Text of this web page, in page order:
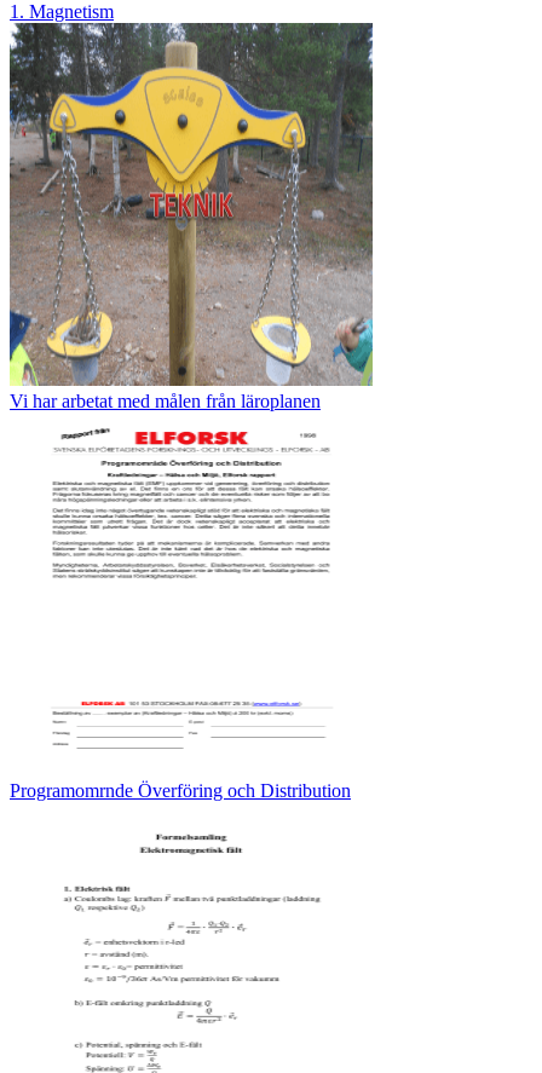
1. Magnetism
Vi har arbetat med målen från läroplanen
Programomrnde Överföring och Distribution